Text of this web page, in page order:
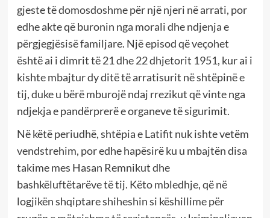
gjeste të domosdoshme për një njeri në arrati, por
edhe akte që buronin nga morali dhe ndjenja e
përgjegjësisë familjare. Një episod që veçohet
është ai i dimrit të 21 dhe 22 dhjetorit 1951, kur ai i
kishte mbajtur dy ditë të arratisurit në shtëpinë e
tij, duke u bërë mburojë ndaj rrezikut që vinte nga
ndjekja e pandërprerë e organeve të sigurimit.
Në këtë periudhë, shtëpia e Latifit nuk ishte vetëm
vendstrehim, por edhe hapësirë ku u mbajtën disa
takime mes Hasan Remnikut dhe
bashkëluftëtarëve të tij. Këto mbledhje, që në
logjikën shqiptare shiheshin si këshillime për